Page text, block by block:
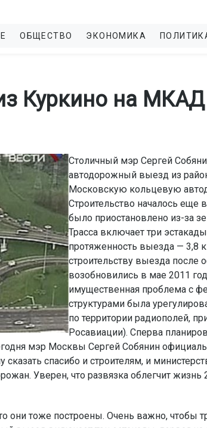
ОБЩЕСТВО ЭКОНОМИКА
Куркино на МКАД
Столичный мэр Сергей
автодорожный выезд из
Московскую кольцевую
Строительство началось еще
было приостановлено из-за
Трасса включает три
протяженность выезда — 3,8
строительству выезда после
возобновились в мае 2011
имущественная проблема с
структурами была
по территории радиополей,
Росавиации). Сперва
мэр Москвы Сергей Собянин
спасибо и строителям, и
Уверен, что развязка облегчит
они тоже построены. Очень важно, чтобы